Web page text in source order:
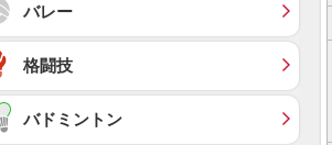
バレー
格闘技
バドミントン